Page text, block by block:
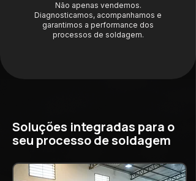
Não apenas vendemos.
Diagnosticamos, acompanhamos e
garantimos a performance dos
processos de soldagem.
Soluções integradas para o
seu processo de soldagem